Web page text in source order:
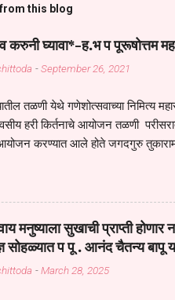
this blog
घ्यावा*-ह.भ प पूरूषोत्तम
-September 26, 2021
तळणी येथे गणेशोत्सवाच्या निमित्य
हरी किर्तनाचे आयोजन तळणी
आयोजन करण्यात आले होते जगदगुरु
काळ आहे धर्ममंडपात बसलेली लोक ही
वाचायचे असेल तर धार्मीक
आधार आहे सध्य स्थितीत मानव जातीची
यांची जाणीव आपल्या सगळ्याना करून
काल तीच साधना करण्याचा आळस आ...
मनुष्याला सुखाची प्राप्ती होणार
सोहळ्यात प पू . आनंद चैतन्य बापू
-March 28, 2025